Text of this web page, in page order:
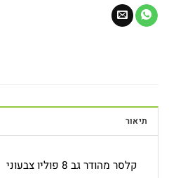
תיאור
קלסר מהודר גב 8 פוליו צבעוני